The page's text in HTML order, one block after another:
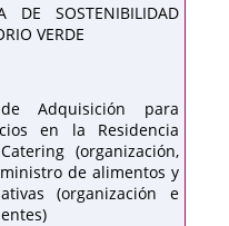
DE SOSTENIBILIDAD
VERDE
Adquisición para
en la Residencia
(organización,
de alimentos y
(organización e